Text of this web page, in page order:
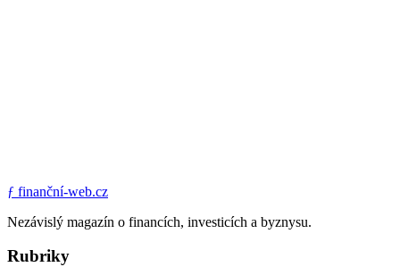
ƒ finanční-web.cz
Nezávislý magazín o financích, investicích a byznysu.
Rubriky